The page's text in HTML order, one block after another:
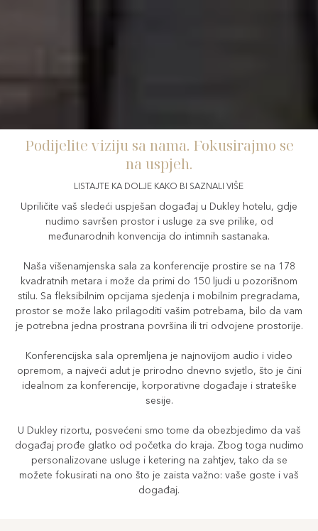
Sala za konferencije
Podijelite viziju sa nama. Fokusirajmo se
na uspjeh.
LISTAJTE KA DOLJE KAKO BI SAZNALI VIŠE
Upriličite vaš sledeći uspješan događaj u Dukley hotelu, gdje
nudimo savršen prostor i usluge za sve prilike, od
međunarodnih konvencija do intimnih sastanaka.
Naša višenamjenska sala za konferencije prostire se na 178
kvadratnih metara i može da primi do 150 ljudi u pozorišnom
stilu. Sa fleksibilnim opcijama sjedenja i mobilnim pregradama,
prostor se može lako prilagoditi vašim potrebama, bilo da vam
je potrebna jedna prostrana površina ili tri odvojene prostorije.
Konferencijska sala opremljena je najnovijom audio i video
opremom, a najveći adut je prirodno dnevno svjetlo, što je čini
idealnom za konferencije, korporativne događaje i strateške
sesije.
U Dukley rizortu, posvećeni smo tome da obezbjedimo da vaš
događaj prođe glatko od početka do kraja. Zbog toga nudimo
personalizovane usluge i ketering na zahtjev, tako da se
možete fokusirati na ono što je zaista važno: vaše goste i vaš
događaj.